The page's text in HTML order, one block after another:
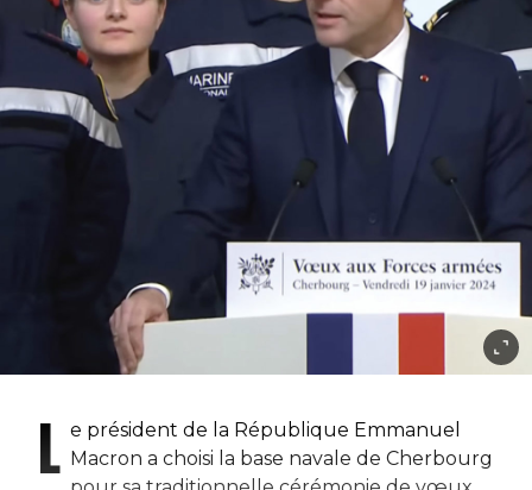
L e président de la République Emmanuel
Macron a choisi la base navale de Cherbourg